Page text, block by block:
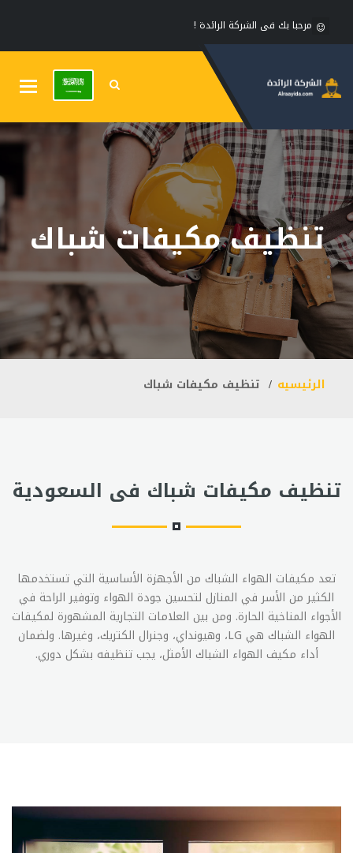
مرحبا بك فى الشركة الرائدة !
تنظيف مكيفات شباك
الرئيسيه تنظيف مكيفات شباك
تنظيف مكيفات شباك فى السعودية
تعد مكيفات الهواء الشباك من الأجهزة الأساسية التي تستخدمها
الكثير من الأسر في المنازل لتحسين جودة الهواء وتوفير الراحة في
الأجواء المناخية الحارة. ومن بين العلامات التجارية المشهورة لمكيفات
الهواء الشباك هي LG، وهيونداي، وجنرال الكتريك، وغيرها. ولضمان
أداء مكيف الهواء الشباك الأمثل، يجب تنظيفه بشكل دوري.